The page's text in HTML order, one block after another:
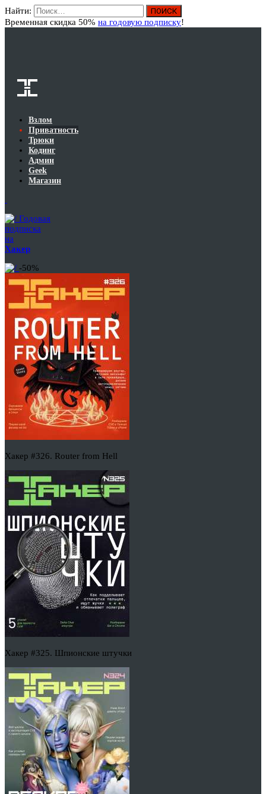
Найти:
Временная скидка 50% на годовую подписку!
Взлом
Приватность
Трюки
Кодинг
Админ
Geek
Магазин
Годовая
подписка
на
Хакер
-50%
Хакер #326. Router from Hell
Хакер #325. Шпионские штучки